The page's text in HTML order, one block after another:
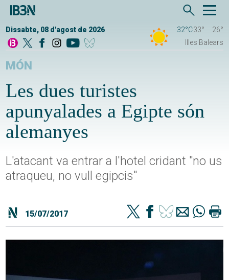
Dissabte, 08 d'agost de 2026 32°C33°
26°
Illes Balears
MÓN
Les dues turistes
apunyalades a Egipte són
alemanyes
L'atacant va entrar a l'hotel cridant "no us
atraqueu, no vull egipcis"
15/07/2017